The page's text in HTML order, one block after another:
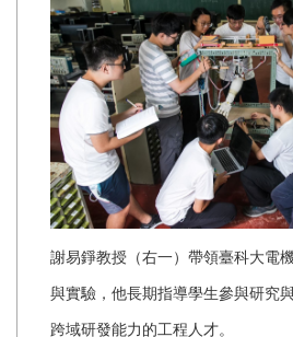
謝易錚教授（右一）帶領臺科大電
與實驗，他長期指導學生參與研究
跨域研發能力的工程人才。